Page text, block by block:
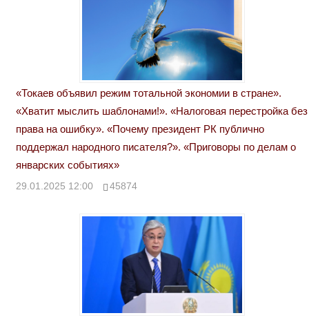
«Токаев объявил режим тотальной экономии в стране».
«Хватит мыслить шаблонами!». «Налоговая перестройка без
права на ошибку». «Почему президент РК публично
поддержал народного писателя?». «Приговоры по делам о
январских событиях»
29.01.2025 12:00 45874